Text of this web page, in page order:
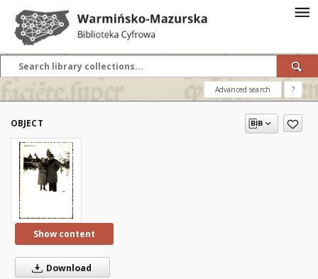
Advanced search ?
OBJECT
Show content
Download